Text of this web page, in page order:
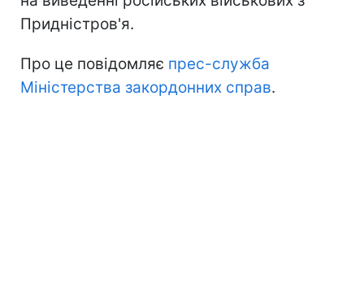
Придністров'я.
Про це повідомляє прес-служба
Міністерства закордонних справ.